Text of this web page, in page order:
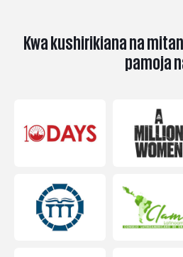
Kwa kushirikiana na
pamoja